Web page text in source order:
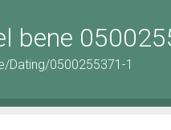
bene
Dating/0500255371-1